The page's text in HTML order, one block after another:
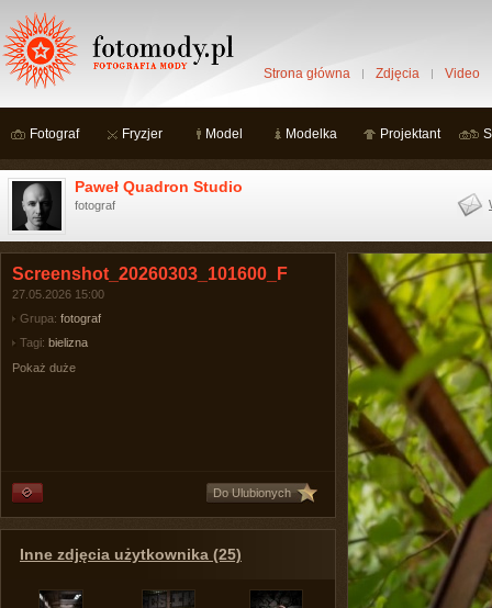
Strona główna Zdjęcia Video
Fotograf Fryzjer Model Modelka Projektant
Paweł Quadron Studio
fotograf
Screenshot_20260303_101600_F
27.05.2026 15:00
Grupa: fotograf
Tagi: bielizna
Pokaż duże
Do Ulubionych
Inne zdjęcia użytkownika (25)